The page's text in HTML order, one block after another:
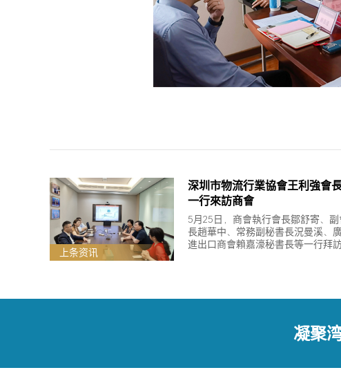
上条资讯
深圳市物流行業協會王利強會
一行來訪商會
5月25日，商會執行會長鄒舒寄、
長趙華中、常務副秘書長況曼溪、
進出口商會賴嘉濠秘書長等一行拜
凝聚